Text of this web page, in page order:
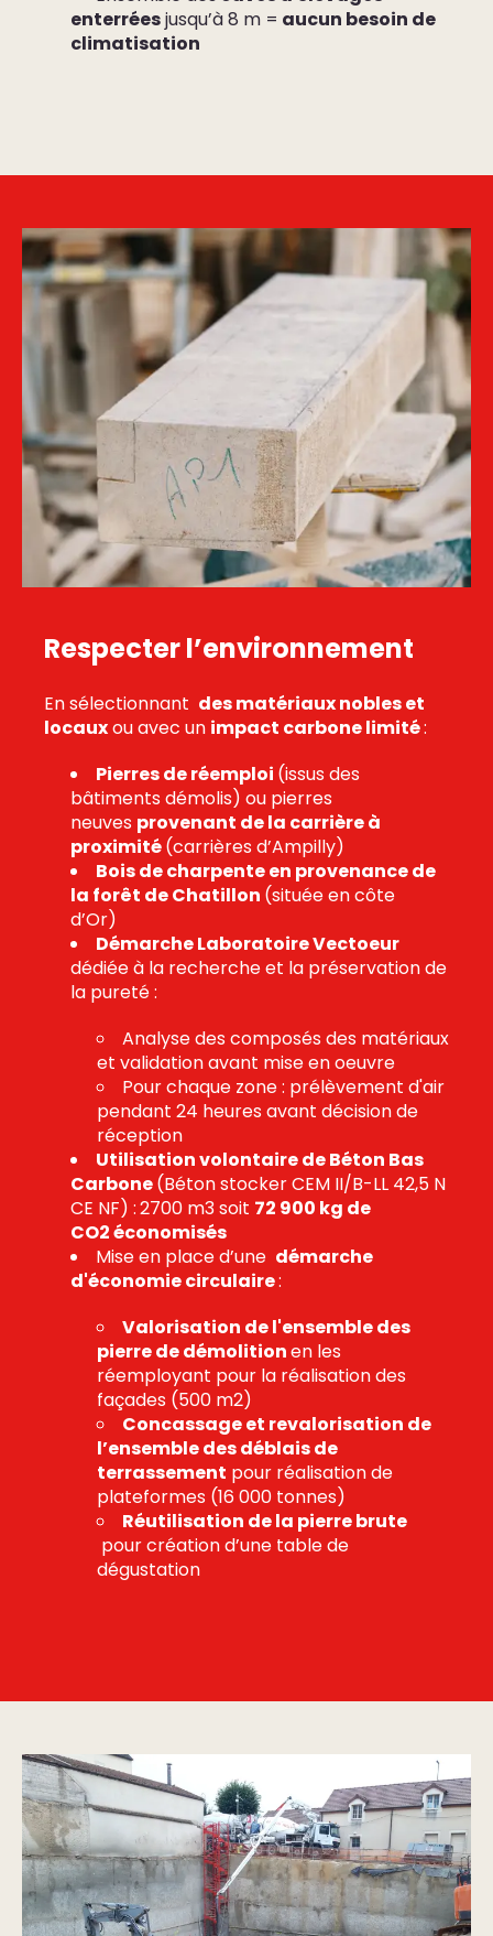
enterréesjusqu’à 8 m = aucun besoin de
climatisation
Respecter l’environnement
En sélectionnant des matériaux nobles et
locauxou avec un impact carbone limité:
Pierres de réemploi (issus des
bâtiments démolis) ou pierres
neuves provenant de la carrière à
proximité(carrières d’Ampilly)
Bois de charpente en provenance de
la forêt de Chatillon (située en côte
d’Or)
Démarche Laboratoire Vectoeur
dédiée à la recherche et la préservation de
la pureté :
Analyse des composés des matériaux
et validation avant mise en oeuvre
Pour chaque zone : prélèvement d'air
pendant 24 heures avant décision de
réception
Utilisation volontaire de Béton Bas
Carbone(Béton stocker CEM II/B-LL 42,5 N
CE NF) :2700 m3 soit 72 900 kg de
CO2 économisés
Mise en place d’une démarche
d'économie circulaire:
Valorisation de l'ensemble des
pierre de démolitionen les
réemployant pour la réalisation des
façades (500 m2)
Concassage et revalorisation de
l’ensemble des déblais de
terrassement pour réalisation de
plateformes (16 000 tonnes)
Réutilisation de la pierre brute
pour création d’une table de
dégustation